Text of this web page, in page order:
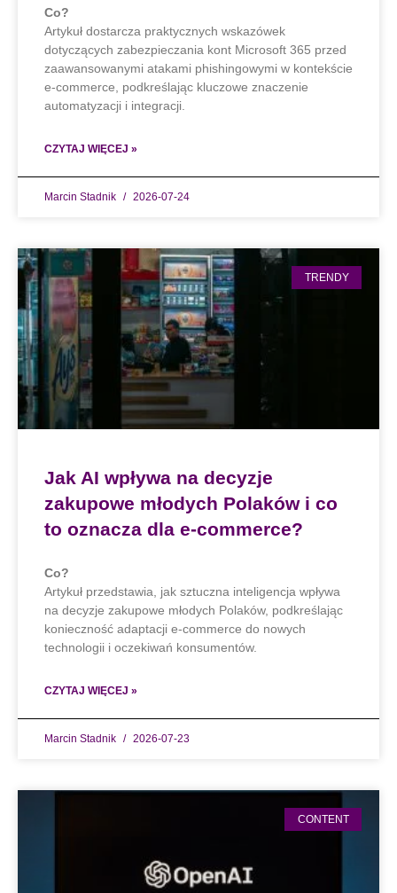
Co?
Artykuł dostarcza praktycznych wskazówek
dotyczących zabezpieczania kont Microsoft 365 przed
zaawansowanymi atakami phishingowymi w kontekście
e-commerce, podkreślając kluczowe znaczenie
automatyzacji i integracji.
CZYTAJ WIĘCEJ »
Marcin Stadnik 2026-07-24
TRENDY
Jak AI wpływa na decyzje
zakupowe młodych Polaków i co
to oznacza dla e-commerce?
Co?
Artykuł przedstawia, jak sztuczna inteligencja wpływa
na decyzje zakupowe młodych Polaków, podkreślając
konieczność adaptacji e-commerce do nowych
technologii i oczekiwań konsumentów.
CZYTAJ WIĘCEJ »
Marcin Stadnik 2026-07-23
CONTENT